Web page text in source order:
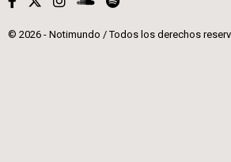
© 2026 - Notimundo / Todos los derechos